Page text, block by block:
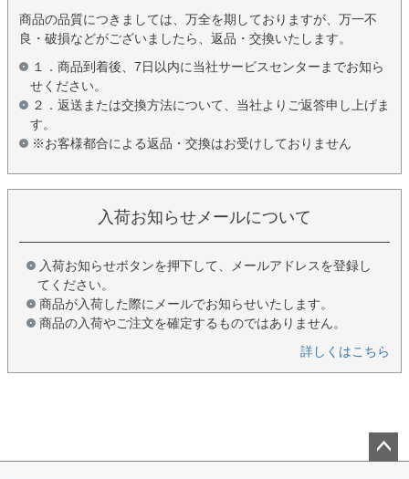
商品の品質につきましては、万全を期しておりますが、万一不
良・破損などがございましたら、返品・交換いたします。
１．商品到着後、7日以内に当社サービスセンターまでお知ら
せください。
２．返送または交換方法について、当社よりご返答申し上げま
す。
※お客様都合による返品・交換はお受けしておりません
入荷お知らせメールについて
入荷お知らせボタンを押下して、メールアドレスを登録し
てください。
商品が入荷した際にメールでお知らせいたします。
商品の入荷やご注文を確定するものではありません。
詳しくはこちら